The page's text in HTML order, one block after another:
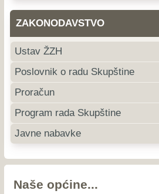
ZAKONODAVSTVO
Ustav ŽZH
Poslovnik o radu Skupštine
Proračun
Program rada Skupštine
Javne nabavke
Naše općine...